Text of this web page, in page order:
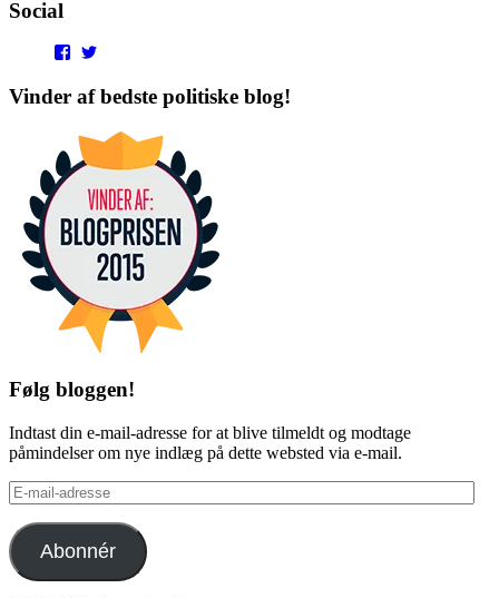
Social
View
profile
on
profile
on
Vinder af bedste politiske blog!
Følg bloggen!
Indtast din e-mail-adresse for at blive tilmeldt og modtage
påmindelser om nye indlæg på dette websted via e-mail.
E-
mail-
adresse
Abonnér